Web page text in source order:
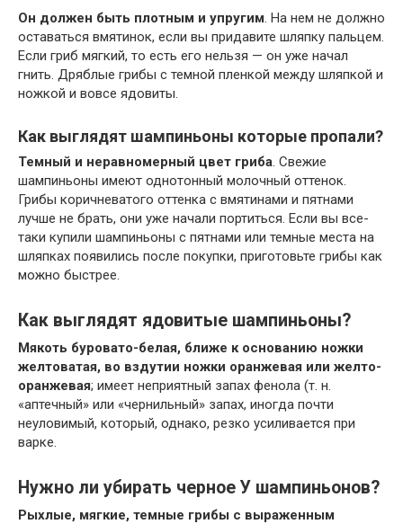
Он должен быть плотным и упругим. На нем не должно
оставаться вмятинок, если вы придавите шляпку пальцем.
Если гриб мягкий, то есть его нельзя — он уже начал
гнить. Дряблые грибы с темной пленкой между шляпкой и
ножкой и вовсе ядовиты.
Как выглядят шампиньоны которые пропали?
Темный и неравномерный цвет гриба. Свежие
шампиньоны имеют однотонный молочный оттенок.
Грибы коричневатого оттенка с вмятинами и пятнами
лучше не брать, они уже начали портиться. Если вы все-
таки купили шампиньоны с пятнами или темные места на
шляпках появились после покупки, приготовьте грибы как
можно быстрее.
Как выглядят ядовитые шампиньоны?
Мякоть буровато-белая, ближе к основанию ножки
желтоватая, во вздутии ножки оранжевая или желто-
оранжевая; имеет неприятный запах фенола (т. н.
«аптечный» или «чернильный» запах, иногда почти
неуловимый, который, однако, резко усиливается при
варке.
Нужно ли убирать черное У шампиньонов?
Рыхлые, мягкие, темные грибы с выраженным